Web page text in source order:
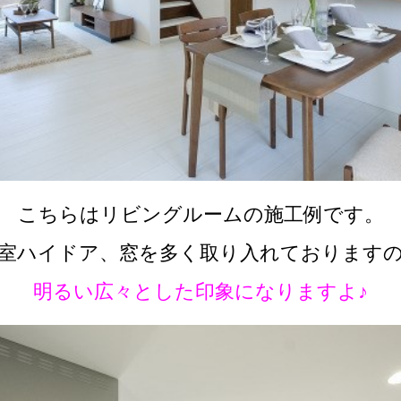
こちらはリビングルームの施工例です。
ハイドア、窓を多く取り入れております
明るい広々とした印象になりますよ♪